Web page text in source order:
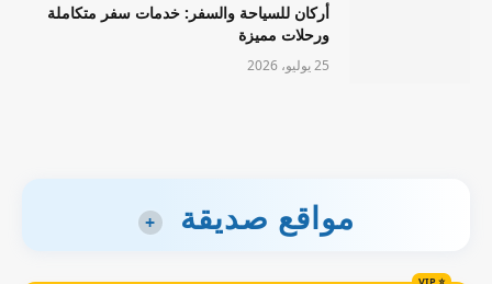
أركان للسياحة والسفر: خدمات سفر متكاملة
ورحلات مميزة
25 يوليو، 2026
مواقع صديقة +